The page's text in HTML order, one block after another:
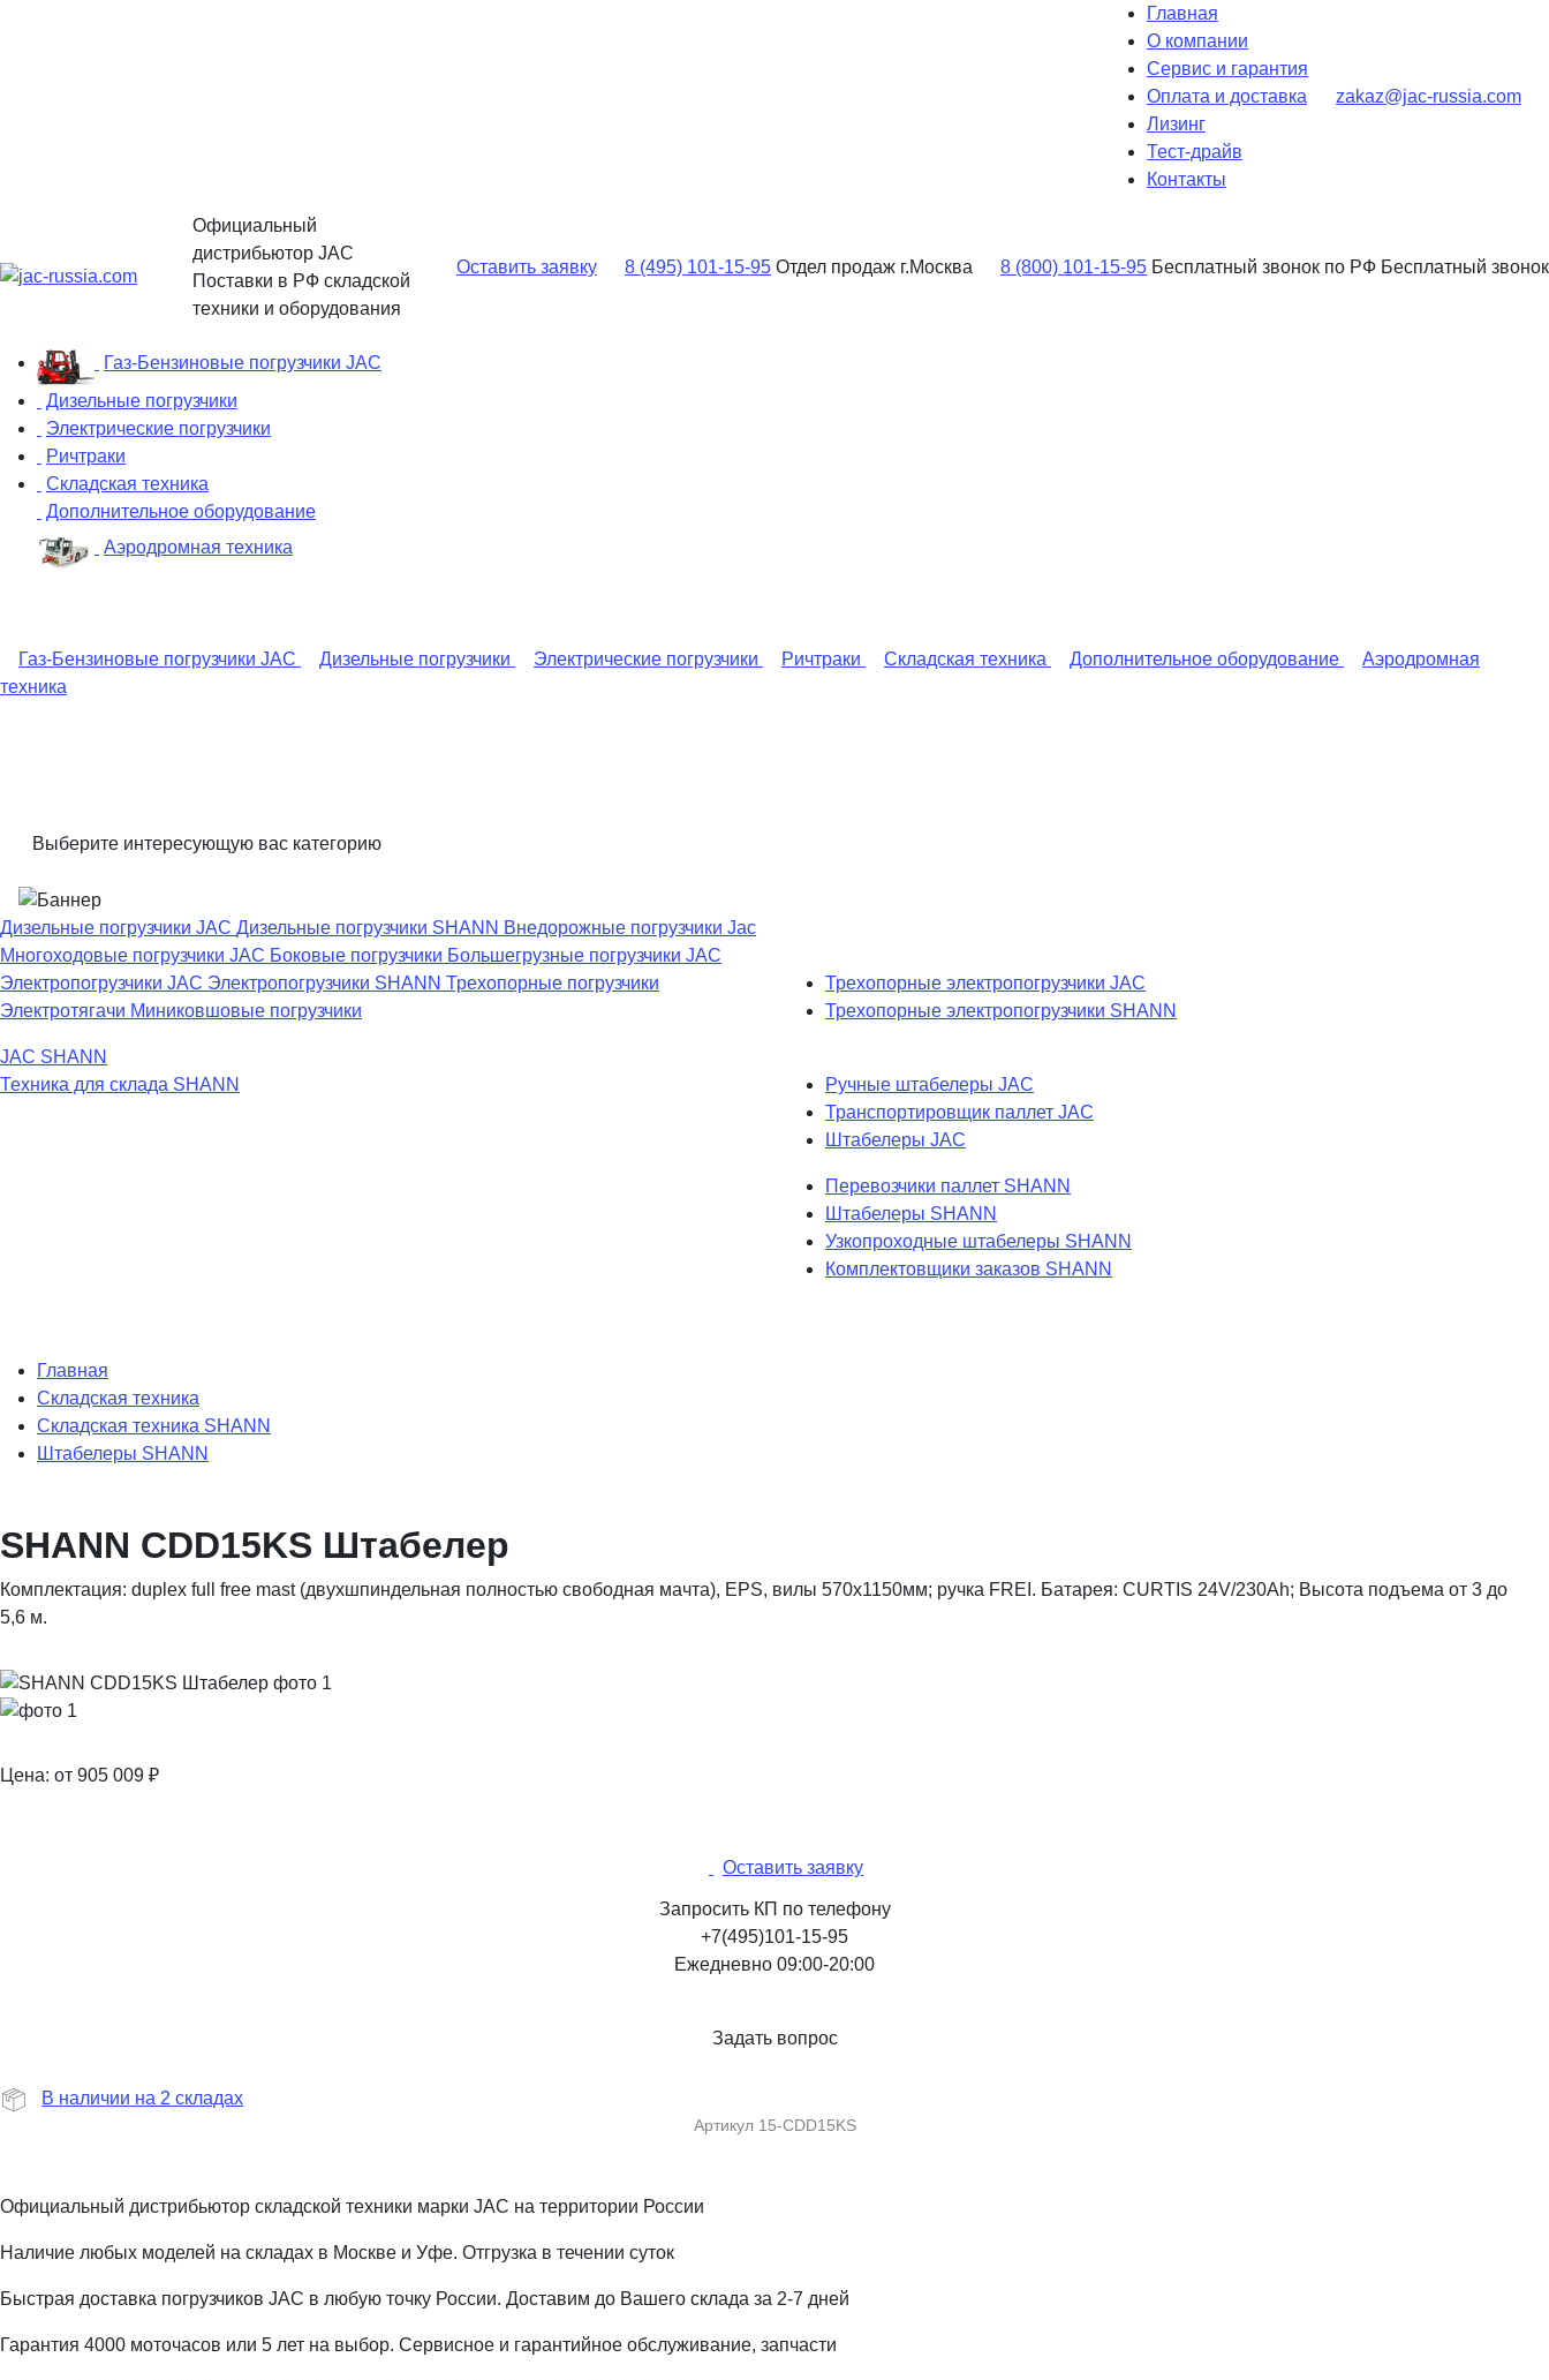
Главная
О компании
Сервис и гарантия
Оплата и доставка
Лизинг
Тест-драйв
Контакты
zakaz@jac-russia.com
Официальный
дистрибьютор JAC
Поставки в РФ складской
техники и оборудования
Оставить заявку 8 (495) 101-15-95 Отдел продаж г.Москва 8 (800) 101-15-95 Бесплатный звонок по РФ Бесплатный звонок
Газ-Бензиновые погрузчики JAC
Дизельные погрузчики
Электрические погрузчики
Ричтраки
Складская техника
Дополнительное оборудование
Аэродромная техника
Газ-Бензиновые погрузчики JAC Дизельные погрузчики Электрические погрузчики Ричтраки Складская техника Дополнительное оборудование
Аэродромная
техника
Выберите интересующую вас категорию
Дизельные погрузчики JAC Дизельные погрузчики SHANN Внедорожные погрузчики Jac
Многоходовые погрузчики JAC Боковые погрузчики Большегрузные погрузчики JAC
Электропогрузчики JAC Электропогрузчики SHANN Трехопорные погрузчики
Электротягачи Миниковшовые погрузчики
Трехопорные электропогрузчики JAC
Трехопорные электропогрузчики SHANN
JAC SHANN
Техника для склада SHANN
Ручные штабелеры JAC
Транспортировщик паллет JAC
Штабелеры JAC
Перевозчики паллет SHANN
Штабелеры SHANN
Узкопроходные штабелеры SHANN
Комплектовщики заказов SHANN
Главная
Складская техника
Складская техника SHANN
Штабелеры SHANN
SHANN CDD15KS Штабелер
Комплектация: duplex full free mast (двухшпиндельная полностью свободная мачта), EPS, вилы 570х1150мм; ручка FREI. Батарея: CURTIS 24V/230Ah; Высота подъема от 3 до
5,6 м.
Цена: от 905 009 ₽
Оставить заявку
Запросить КП по телефону
+7(495)101-15-95
Ежедневно 09:00-20:00
Задать вопрос
В наличии на 2 складах
Артикул 15-CDD15KS
Официальный дистрибьютор складской техники марки JAC на территории России
Наличие любых моделей на складах в Москве и Уфе. Отгрузка в течении суток
Быстрая доставка погрузчиков JAC в любую точку России. Доставим до Вашего склада за 2-7 дней
Гарантия 4000 моточасов или 5 лет на выбор. Сервисное и гарантийное обслуживание, запчасти